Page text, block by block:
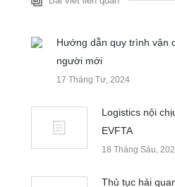
Hướng dẫn quy trình vận
người mới
17 Tháng Tư, 2024
Logistics nội
EVFTA
18 Tháng Sáu,
Thủ tục hải